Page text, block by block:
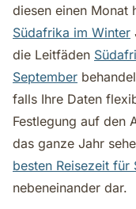
diesen einen Monat
Südafrika im Winter
die Leitfäden
September
falls Ihre Daten
Festlegung auf den
das ganze Jahr
besten Reisezeit für
nebeneinander dar.